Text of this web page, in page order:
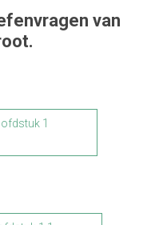
van
1